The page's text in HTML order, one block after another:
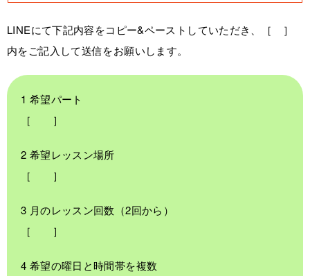
LINEにて下記内容をコピー&ペーストしていただき、［ ］
内をご記入して送信をお願いします。
1 希望パート
［ ］
2 希望レッスン場所
［ ］
3 月のレッスン回数（2回から）
［ ］
4 希望の曜日と時間帯を複数